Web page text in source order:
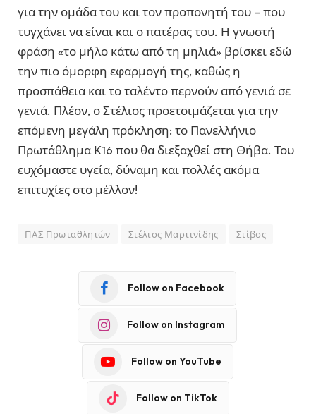
για την ομάδα του και τον προπονητή του – που
τυγχάνει να είναι και ο πατέρας του. Η γνωστή
φράση «το μήλο κάτω από τη μηλιά» βρίσκει εδώ
την πιο όμορφη εφαρμογή της, καθώς η
προσπάθεια και το ταλέντο περνούν από γενιά σε
γενιά. Πλέον, ο Στέλιος προετοιμάζεται για την
επόμενη μεγάλη πρόκληση: το Πανελλήνιο
Πρωτάθλημα Κ16 που θα διεξαχθεί στη Θήβα. Του
ευχόμαστε υγεία, δύναμη και πολλές ακόμα
επιτυχίες στο μέλλον!
ΠΑΣ Πρωταθλητών Στέλιος Μαρτινίδης Στίβος
Follow on Facebook
Follow on Instagram
Follow on YouTube
Follow on TikTok